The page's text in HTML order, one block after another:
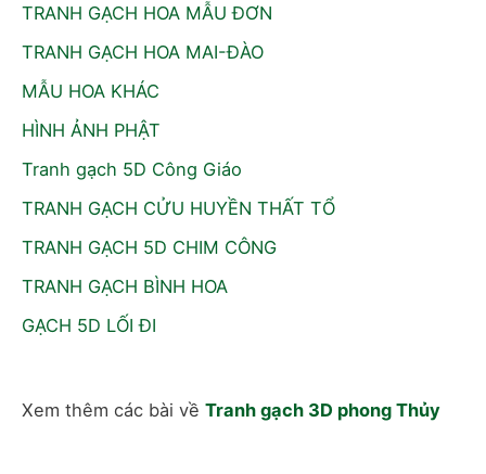
TRANH GẠCH HOA MẪU ĐƠN
TRANH GẠCH HOA MAI-ĐÀO
MẪU HOA KHÁC
HÌNH ẢNH PHẬT
Tranh gạch 5D Công Giáo
TRANH GẠCH CỬU HUYỀN THẤT TỔ
TRANH GẠCH 5D CHIM CÔNG
TRANH GẠCH BÌNH HOA
GẠCH 5D LỐI ĐI
Xem thêm các bài về Tranh gạch 3D phong Thủy